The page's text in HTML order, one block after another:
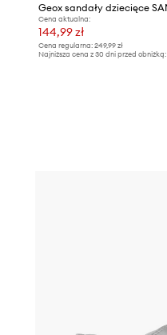
Cena aktualna:
144,99 zł
Cena regularna: 249,99 zł
Najniższa cena z 30 dni przed obniżką: